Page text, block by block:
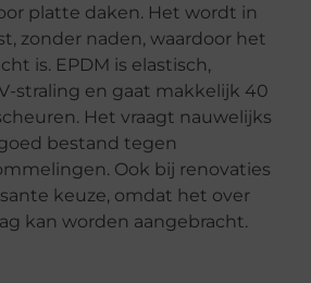
platte daken. Het wordt in
zonder naden, waardoor het
is. EPDM is elastisch,
straling en gaat makkelijk 40
Het vraagt nauwelijks
bestand tegen
Ook bij renovaties
keuze, omdat het over
kan worden aangebracht.